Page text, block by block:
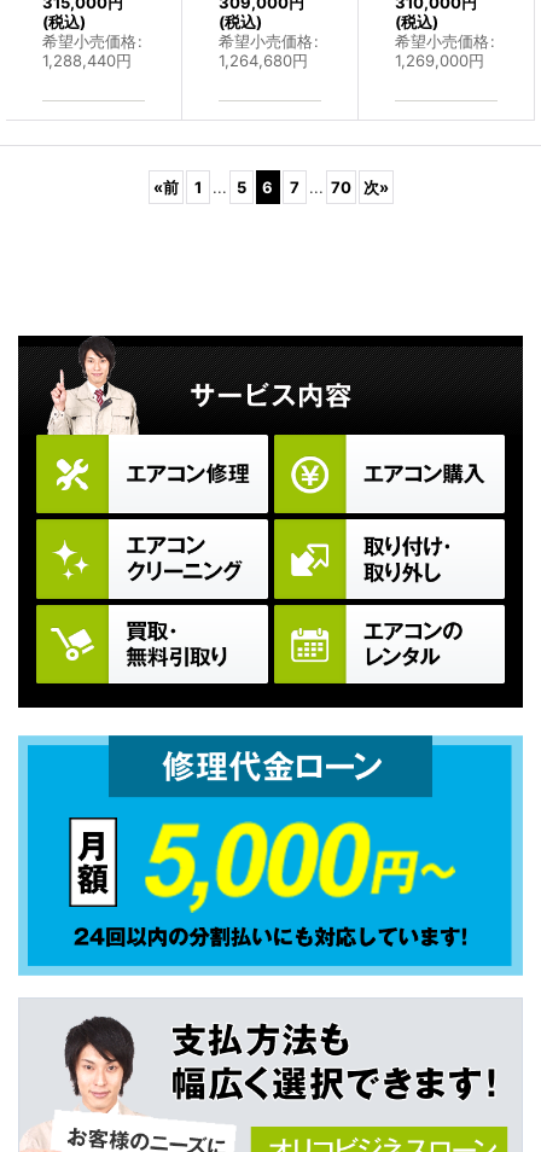
(税込)
希望小売価格:
1,288,440円
(税込)
希望小売価格:
1,264,680円
(税込)
希望小売価格:
1,269,000円
«前 1 ... 5 6 7 ... 70 次»